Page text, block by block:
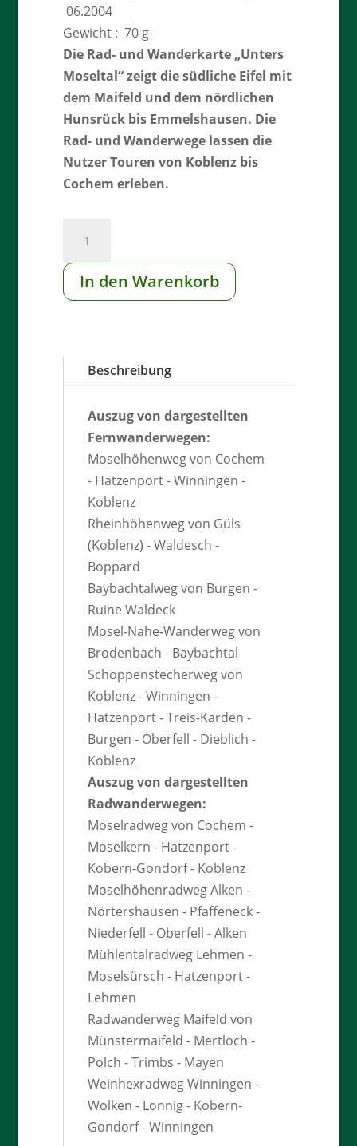
06.2004
Gewicht : 70 g
Die Rad- und Wanderkarte „Unters
Moseltal“ zeigt die südliche Eifel mit
dem Maifeld und dem nördlichen
Hunsrück bis Emmelshausen. Die
Rad- und Wanderwege lassen die
Nutzer Touren von Koblenz bis
Cochem erleben.
Unteres
Moseltal/Maifeld
Menge
In den Warenkorb
Beschreibung
Auszug von dargestellten
Fernwanderwegen:
Moselhöhenweg von Cochem
- Hatzenport - Winningen -
Koblenz
Rheinhöhenweg von Güls
(Koblenz) - Waldesch -
Boppard
Baybachtalweg von Burgen -
Ruine Waldeck
Mosel-Nahe-Wanderweg von
Brodenbach - Baybachtal
Schoppenstecherweg von
Koblenz - Winningen -
Hatzenport - Treis-Karden -
Burgen - Oberfell - Dieblich -
Koblenz
Auszug von dargestellten
Radwanderwegen:
Moselradweg von Cochem -
Moselkern - Hatzenport -
Kobern-Gondorf - Koblenz
Moselhöhenradweg Alken -
Nörtershausen - Pfaffeneck -
Niederfell - Oberfell - Alken
Mühlentalradweg Lehmen -
Moselsürsch - Hatzenport -
Lehmen
Radwanderweg Maifeld von
Münstermaifeld - Mertloch -
Polch - Trimbs - Mayen
Weinhexradweg Winningen -
Wolken - Lonnig - Kobern-
Gondorf - Winningen